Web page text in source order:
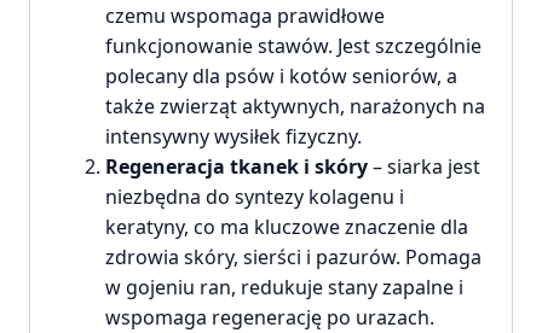
czemu wspomaga prawidłowe
funkcjonowanie stawów. Jest szczególnie
polecany dla psów i kotów seniorów, a
także zwierząt aktywnych, narażonych na
intensywny wysiłek fizyczny.
Regeneracja tkanek i skóry– siarka jest
niezbędna do syntezy kolagenu i
keratyny, co ma kluczowe znaczenie dla
zdrowia skóry, sierści i pazurów. Pomaga
w gojeniu ran, redukuje stany zapalne i
wspomaga regenerację po urazach.